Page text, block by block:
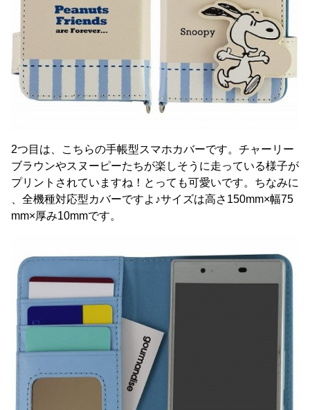
2つ目は、こちらの手帳型スマホカバーです。チャーリー
ブラウンやスヌーピーたちが楽しそうに走っている様子が
プリントされていますね！とっても可愛いです。ちなみに
、全機種対応型カバーですよ♪サイズは高さ150mm×幅75
mm×厚み10mmです。